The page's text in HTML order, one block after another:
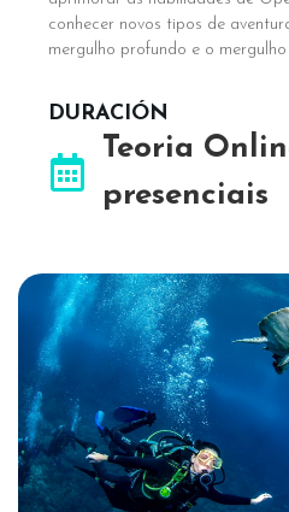
conhecer novos tipos de
mergulho profundo e o
DURACIÓN
Teoria
presenciais